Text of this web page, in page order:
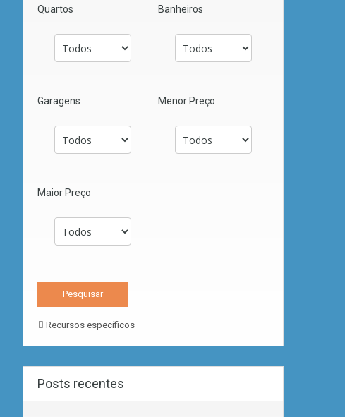
Quartos Banheiros
Garagens Menor Preço
Maior Preço
Recursos específicos
Posts recentes